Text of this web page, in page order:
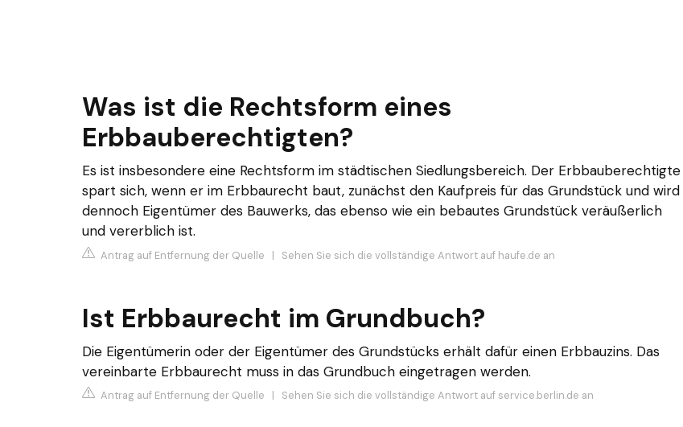
Was ist die Rechtsform eines
Erbbauberechtigten?
Es ist insbesondere eine Rechtsform im städtischen Siedlungsbereich. Der Erbbauberechtigte
spart sich, wenn er im Erbbaurecht baut, zunächst den Kaufpreis für das Grundstück und wird
dennoch Eigentümer des Bauwerks, das ebenso wie ein bebautes Grundstück veräußerlich
und vererblich ist.
Antrag auf Entfernung der Quelle | Sehen Sie sich die vollständige Antwort auf haufe.de an
Ist Erbbaurecht im Grundbuch?
Die Eigentümerin oder der Eigentümer des Grundstücks erhält dafür einen Erbbauzins. Das
vereinbarte Erbbaurecht muss in das Grundbuch eingetragen werden.
Antrag auf Entfernung der Quelle | Sehen Sie sich die vollständige Antwort auf service.berlin.de an